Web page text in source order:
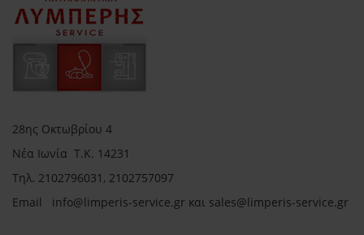
28ης Οκτωβρίου 4
Νέα Ιωνία Τ.Κ. 14231
Τηλ. 2102796031, 2102757097
Email info@limperis-service.gr και sales@limperis-service.gr